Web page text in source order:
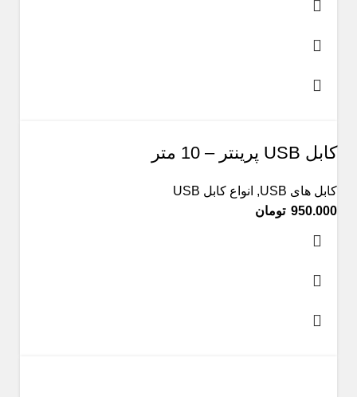
کابل USB پرینتر – 10 متر
کابل های USB , انواع کابل USB
تومان